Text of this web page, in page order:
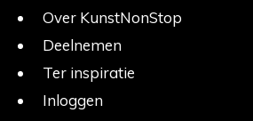
Over KunstNonStop
Deelnemen
Ter inspiratie
Inloggen